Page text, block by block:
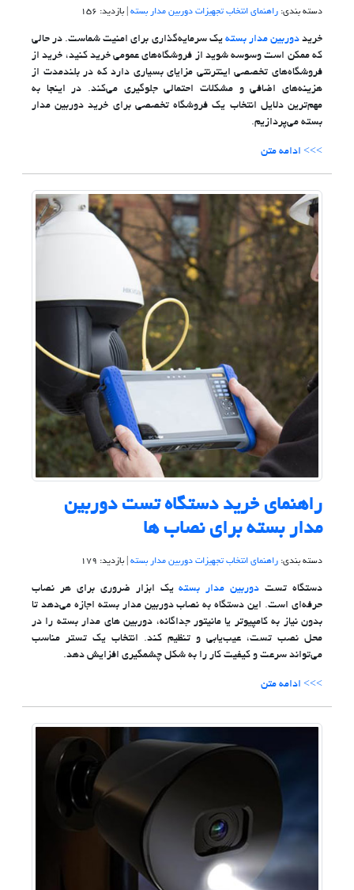
دسته بندی: راهنمای انتخاب تجهیزات دوربین مدار بسته | بازدید: 156
خریددوربین مدار بسته یک سرمایه‌گذاری برای امنیت شماست. در حالی
که ممکن است وسوسه شوید از فروشگاه‌های عمومی خرید کنید، خرید از
فروشگاه‌های تخصصی اینترنتی مزایای بسیاری دارد که در بلندمدت از
هزینه‌های اضافی و مشکلات احتمالی جلوگیری می‌کند. در اینجا به
مهم‌ترین دلایل انتخاب یک فروشگاه تخصصی برای خرید دوربین مدار
بسته می‌پردازیم.
>>> ادامه متن
راهنمای خرید دستگاه تست دوربین
مدار بسته برای نصاب ها
دسته بندی: راهنمای انتخاب تجهیزات دوربین مدار بسته | بازدید: 179
دستگاه تست دوربین مدار بستهیک ابزار ضروری برای هر نصاب
حرفه‌ای است. این دستگاه به نصاب دوربین مدار بسته اجازه می‌دهد تا
بدون نیاز به کامپیوتر یا مانیتور جداگانه، دوربین‌ های مدار بسته را در
محل نصب تست، عیب‌یابی و تنظیم کند. انتخاب یک تستر مناسب
می‌تواند سرعت و کیفیت کار را به شکل چشمگیری افزایش دهد.
>>> ادامه متن